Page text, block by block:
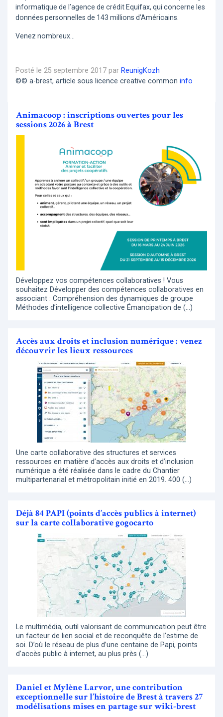
informatique de l’agence de crédit Equifax, qui concerne les
données personnelles de 143 millions d’Américains.
Venez nombreux...
Posté le 25 septembre 2017 par ReunigKozh
©© a-brest, article sous licence creative common info
Animacoop : inscriptions ouvertes pour les
sessions 2026 à Brest
Développez vos compétences collaboratives ! Vous
souhaitez Développer des compétences collaboratives en
associant : Compréhension des dynamiques de groupe
Méthodes d’intelligence collective Émancipation de (…)
Accès aux droits et inclusion numérique : venez
découvrir les lieux ressources
Une carte collaborative des structures et services
ressources en matière d’accès aux droits et d’inclusion
numérique a été réalisée dans le cadre du Chantier
multipartenarial et métropolitain initié en 2019. 400 (…)
Déjà 84 PAPI (points d’accès publics à internet)
sur la carte collaborative gogocarto
Le multimédia, outil valorisant de communication peut être
un facteur de lien social et de reconquête de l’estime de
soi. D’où le réseau de plus d’une centaine de Papi, points
d’accès public à internet, au plus près (…)
Daniel et Mylène Larvor, une contribution
exceptionnelle sur l’histoire de Brest à travers 27
modélisations mises en partage sur wiki-brest